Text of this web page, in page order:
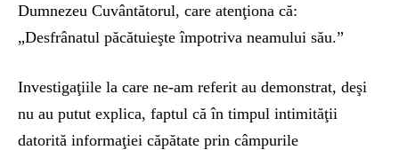
Dumnezeu Cuvântătorul, care atenţiona că:
„Desfrânatul păcătuieşte împotriva neamului său.”
Investigaţiile la care ne-am referit au demonstrat, deşi
nu au putut explica, faptul că în timpul intimităţii
datorită informaţiei căpătate prin câmpurile